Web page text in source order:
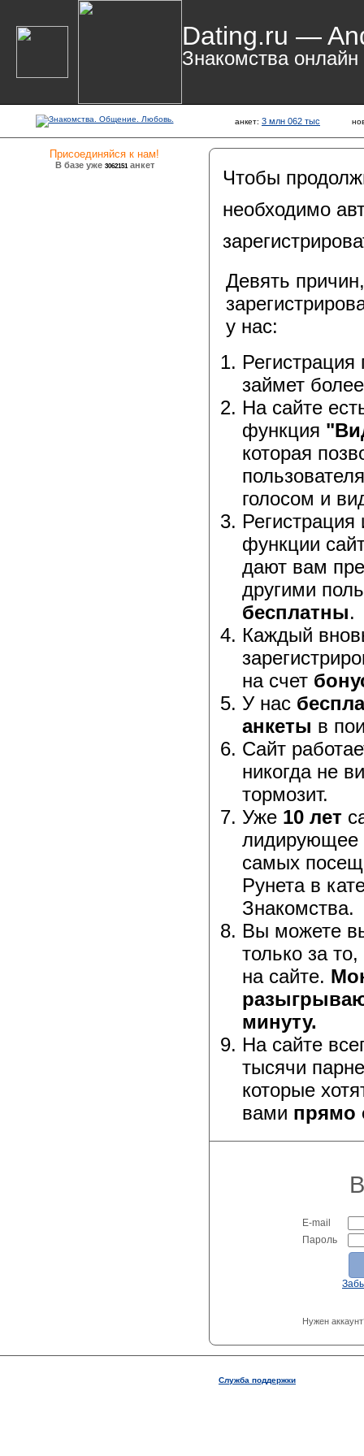
Dating.ru —
Знакомства онлайн
анкет: 3 млн 062 тыс
Присоединяйся к нам!
В базе уже 3062151 анкет
Чтобы
необходимо
Девять
у нас:
Регистрация
займет
На сайте
функция
которая
голосом и
функции
дают вам
другими
бесплатны.
Каждый
на счет
У нас
анкеты в
Сайт
никогда не
тормозит.
Уже 10 лет
лидирующее
самых
Рунета в
Знакомства.
Вы можете
только за
на сайте.
минуту.
На сайте
тысячи
которые
вами прямо
E-mail
Пароль
Нужен
Служба поддержки